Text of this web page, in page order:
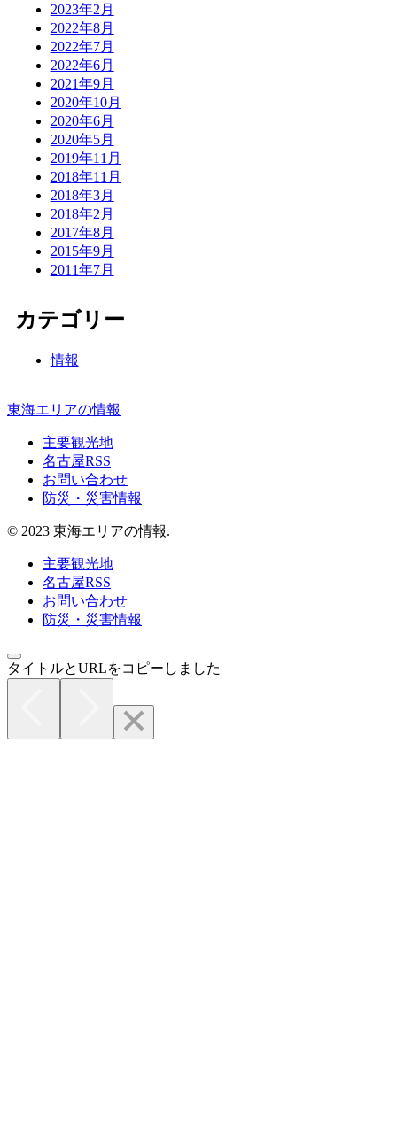
2023年2月
2022年8月
2022年7月
2022年6月
2021年9月
2020年10月
2020年6月
2020年5月
2019年11月
2018年11月
2018年3月
2018年2月
2017年8月
2015年9月
2011年7月
カテゴリー
情報
東海エリアの情報
主要観光地
名古屋RSS
お問い合わせ
防災・災害情報
© 2023 東海エリアの情報.
主要観光地
名古屋RSS
お問い合わせ
防災・災害情報
タイトルとURLをコピーしました